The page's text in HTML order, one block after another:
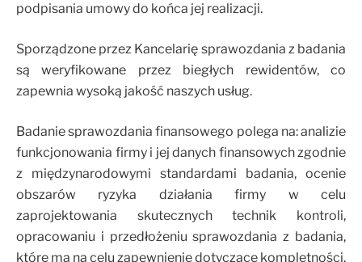
podpisania umowy do końca jej realizacji.
Sporządzone przez Kancelarię sprawozdania z badania
są weryfikowane przez biegłych rewidentów, co
zapewnia wysoką jakość naszych usług.
Badanie sprawozdania finansowego polega na: analizie
funkcjonowania firmy i jej danych finansowych zgodnie
z międzynarodowymi standardami badania, ocenie
obszarów ryzyka działania firmy w celu
zaprojektowania skutecznych technik kontroli,
opracowaniu i przedłożeniu sprawozdania z badania,
które ma na celu zapewnienie dotyczące kompletności,